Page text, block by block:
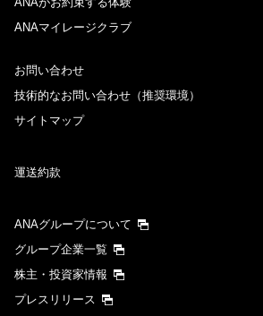
ANAマイレージクラブ
お問い合わせ
技術的なお問い合わせ（推奨環境）
サイトマップ
運送約款
ANAグループについて
グループ企業一覧
株主・投資家情報
プレスリリース